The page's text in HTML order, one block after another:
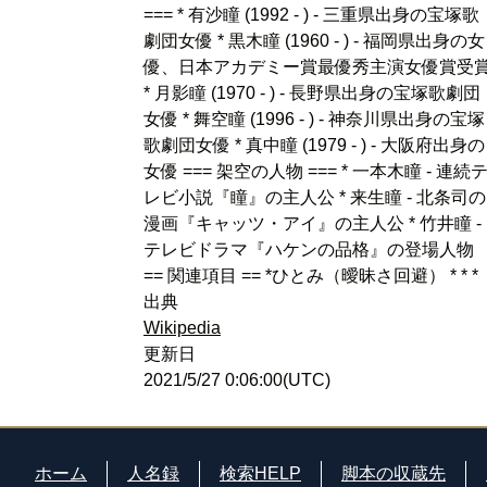
=== * 有沙瞳 (1992 - ) - 三重県出身の宝塚歌
劇団女優 * 黒木瞳 (1960 - ) - 福岡県出身の女
優、日本アカデミー賞最優秀主演女優賞受
* 月影瞳 (1970 - ) - 長野県出身の宝塚歌劇団
女優 * 舞空瞳 (1996 - ) - 神奈川県出身の宝塚
歌劇団女優 * 真中瞳 (1979 - ) - 大阪府出身の
女優 === 架空の人物 === * 一本木瞳 - 連続テ
レビ小説『瞳』の主人公 * 来生瞳 - 北条司の
漫画『キャッツ・アイ』の主人公 * 竹井瞳 -
テレビドラマ『ハケンの品格』の登場人物
== 関連項目 == *ひとみ（曖昧さ回避） * * *
出典
Wikipedia
更新日
2021/5/27 0:06:00(UTC)
ホーム 人名録 検索HELP 脚本の収蔵先